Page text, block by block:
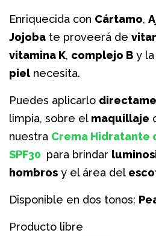
CREAR CUENTA
Enriquecida con Cártamo,
Jojoba te proveerá de
vitamina K, complejo B y la
piel necesita.
Puedes aplicarlo
limpia, sobre el maquillaje
nuestra Crema Hidratante
SPF30 para brindar
hombros y el área del
Disponible en dos tonos:
Producto libre